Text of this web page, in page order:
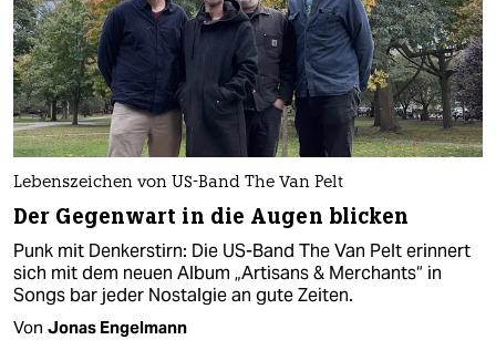
Lebenszeichen von US-Band The Van Pelt
Der Gegenwart in die Augen blicken
Punk mit Denkerstirn: Die US-Band The Van Pelt erinnert
sich mit dem neuen Album „Artisans & Merchants“ in
Songs bar jeder Nostalgie an gute Zeiten.
Von Jonas Engelmann